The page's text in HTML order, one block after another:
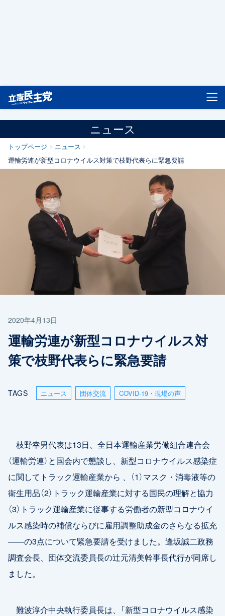
ニュース
トップページ
ニュース
運輸労連が新型コロナウイルス対策で枝野代表らに緊急要請
2020年4月13日
運輸労連が新型コロナウイルス対
策で枝野代表らに緊急要請
TAGS ニュース 団体交流 COVID-19・現場の声
枝野幸男代表は13日、全日本運輸産業労働組合連合会
（運輸労連）と国会内で懇談し、新型コロナウイルス感染症
に関してトラック運輸産業から 、（1）マスク・消毒液等の
衛生用品（2）トラック運輸産業に対する国民の理解と協力
（3）トラック運輸産業に従事する労働者の新型コロナウイ
ルス感染時の補償ならびに雇用調整助成金のさらなる拡充
――の3点について緊急要請を受けました。逢坂誠二政務
調査会長、団体交流委員長の辻元清美幹事長代行が同席し
ました。
難波淳介中央執行委員長は、「新型コロナウイルス感染